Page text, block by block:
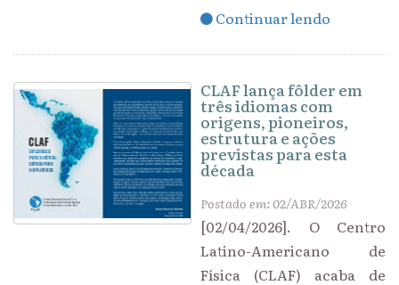
Continuar lendo
CLAF lança fôlder em
três idiomas com
origens, pioneiros,
estrutura e ações
previstas para esta
década
Postado em: 02/ABR/2026
[02/04/2026]. O Centro
Latino-Americano de
Física (CLAF) acaba de